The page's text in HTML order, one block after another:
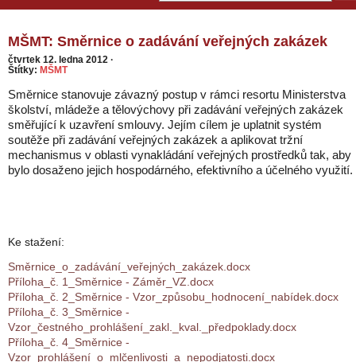
MŠMT: Směrnice o zadávání veřejných zakázek
čtvrtek 12. ledna 2012 ·
Štítky: MŠMT
Směrnice stanovuje závazný postup v rámci resortu Ministerstva
školství, mládeže a tělovýchovy při zadávání veřejných zakázek
směřující k uzavření smlouvy. Jejím cílem je uplatnit systém
soutěže při zadávání veřejných zakázek a aplikovat tržní
mechanismus v oblasti vynakládání veřejných prostředků tak, aby
bylo dosaženo jejich hospodárného, efektivního a účelného využití.
Ke stažení:
Směrnice_o_zadávání_veřejných_zakázek.docx
Příloha_č. 1_Směrnice - Záměr_VZ.docx
Příloha_č. 2_Směrnice - Vzor_způsobu_hodnocení_nabídek.docx
Příloha_č. 3_Směrnice -
Vzor_čestného_prohlášení_zakl._kval._předpoklady.docx
Příloha_č. 4_Směrnice -
Vzor_prohlášení_o_mlčenlivosti_a_nepodjatosti.docx